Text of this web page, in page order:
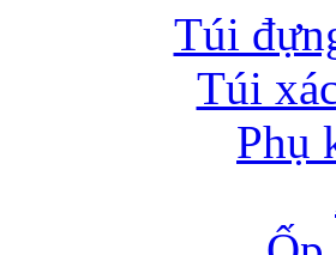
Bao da iPad Air
Túi
Túi
Phụ